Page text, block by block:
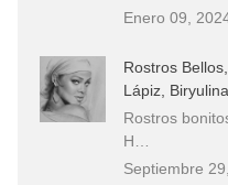
Enero 09,
Rostros
Lápiz,
Rostros
H…
Septiembre